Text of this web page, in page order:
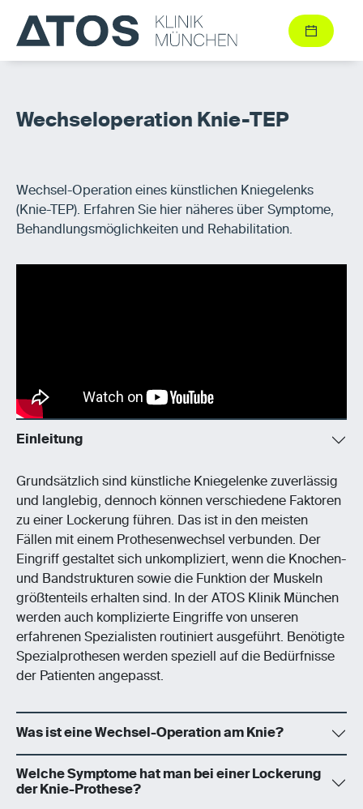
Wechseloperation Knie-TEP
Wechsel-Operation eines künstlichen Kniegelenks
(Knie-TEP). Erfahren Sie hier näheres über Symptome,
Behandlungsmöglichkeiten und Rehabilitation.
Einleitung
Grundsätzlich sind künstliche Kniegelenke zuverlässig
und langlebig, dennoch können verschiedene Faktoren
zu einer Lockerung führen. Das ist in den meisten
Fällen mit einem Prothesenwechsel verbunden. Der
Eingriff gestaltet sich unkompliziert, wenn die Knochen-
und Bandstrukturen sowie die Funktion der Muskeln
größtenteils erhalten sind. In der ATOS Klinik München
werden auch komplizierte Eingriffe von unseren
erfahrenen Spezialisten routiniert ausgeführt. Benötigte
Spezialprothesen werden speziell auf die Bedürfnisse
der Patienten angepasst.
Was ist eine Wechsel-Operation am Knie?
Welche Symptome hat man bei einer Lockerung
der Knie-Prothese?